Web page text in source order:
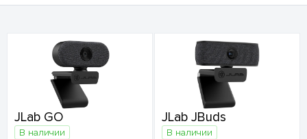
JLab GO
В наличии
JLab JBuds
В наличии